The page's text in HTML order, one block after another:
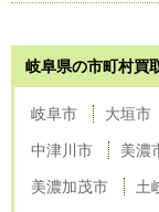
岐阜県の市町村買
岐阜市 大垣市
中津川市 美濃
美濃加茂市 土